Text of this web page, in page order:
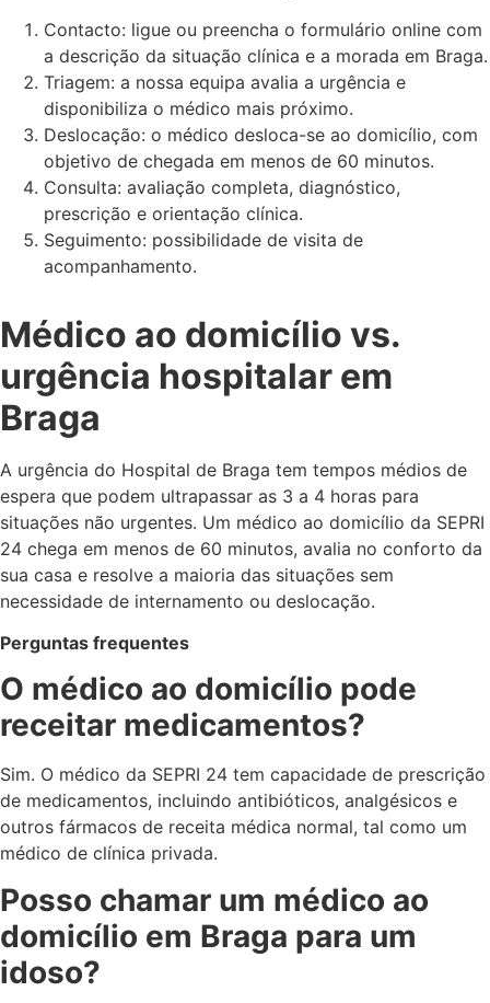
Contacto: ligue ou preencha o formulário online com
a descrição da situação clínica e a morada em Braga.
Triagem: a nossa equipa avalia a urgência e
disponibiliza o médico mais próximo.
Deslocação: o médico desloca-se ao domicílio, com
objetivo de chegada em menos de 60 minutos.
Consulta: avaliação completa, diagnóstico,
prescrição e orientação clínica.
Seguimento: possibilidade de visita de
acompanhamento.
Médico ao domicílio vs.
urgência hospitalar em
Braga
A urgência do Hospital de Braga tem tempos médios de
espera que podem ultrapassar as 3 a 4 horas para
situações não urgentes. Um médico ao domicílio da SEPRI
24 chega em menos de 60 minutos, avalia no conforto da
sua casa e resolve a maioria das situações sem
necessidade de internamento ou deslocação.
Perguntas frequentes
O médico ao domicílio pode
receitar medicamentos?
Sim. O médico da SEPRI 24 tem capacidade de prescrição
de medicamentos, incluindo antibióticos, analgésicos e
outros fármacos de receita médica normal, tal como um
médico de clínica privada.
Posso chamar um médico ao
domicílio em Braga para um
idoso?